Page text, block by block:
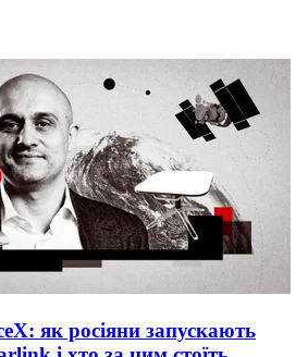
як росіяни запускають